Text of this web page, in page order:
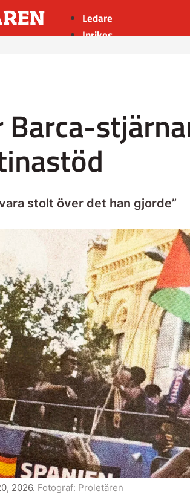
Ledare
Inrikes
Barca-
stolt över det han gjorde”
2026. Fotograf: Proletären